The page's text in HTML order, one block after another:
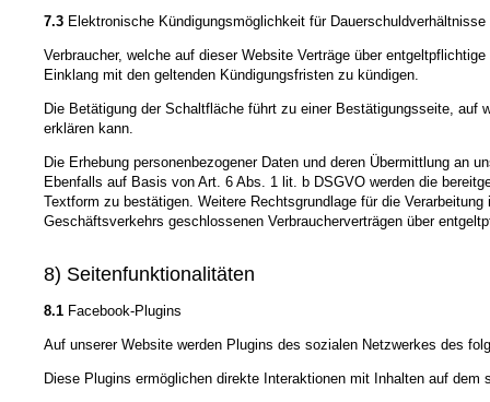
7.3 Elektronische Kündigungsmöglichkeit für Dauerschuldverhältnisse
Verbraucher, welche auf dieser Website Verträge über
Einklang mit den geltenden Kündigungsfristen zu kündigen.
Die Betätigung der Schaltfläche führt zu einer Bestätigungsseite, auf
erklären kann.
Die Erhebung personenbezogener Daten und deren Übermittlung an
Ebenfalls auf Basis von Art. 6 Abs. 1 lit. b DSGVO werden die
Textform zu bestätigen. Weitere Rechtsgrundlage für die
Geschäftsverkehrs geschlossenen Verbraucherverträgen über
8) Seitenfunktionalitäten
8.1 Facebook-Plugins
Auf unserer Website werden Plugins des sozialen Netzwerkes des
Diese Plugins ermöglichen direkte Interaktionen mit Inhalten auf dem